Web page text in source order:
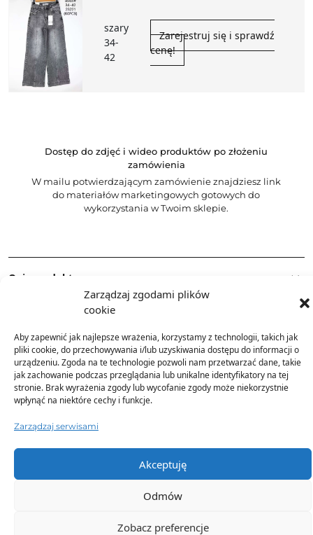
Zarządzaj zgodami plików
cookie
Aby zapewnić jak najlepsze wrażenia, korzystamy z technologii, takich jak
pliki cookie, do przechowywania i/lub uzyskiwania dostępu do informacji o
urządzeniu. Zgoda na te technologie pozwoli nam przetwarzać dane, takie
jak zachowanie podczas przeglądania lub unikalne identyfikatory na tej
stronie. Brak wyrażenia zgody lub wycofanie zgody może niekorzystnie
wpłynąć na niektóre cechy i funkcje.
Zarządzaj serwisami
Akceptuję
Odmów
Zobacz preferencje
szary
34-
42
Zarejestruj się i sprawdź
cenę!
Dostęp do zdjęć i wideo produktów po złożeniu
zamówienia
W mailu potwierdzającym zamówienie znajdziesz link
do materiałów marketingowych gotowych do
wykorzystania w Twoim sklepie.
Opis produktu
Dostawa
Dodatkowe informacje
TO SIĘ TERAZ SPRZEDAJE